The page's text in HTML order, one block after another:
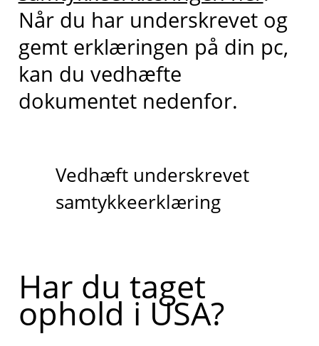
Når du har underskrevet og
gemt erklæringen på din pc,
kan du vedhæfte
dokumentet nedenfor.
Vedhæft underskrevet
samtykkeerklæring
Har du taget
ophold i USA?